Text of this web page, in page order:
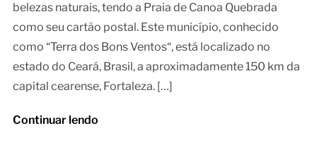
belezas naturais, tendo a Praia de Canoa Quebrada
como seu cartão postal. Este município, conhecido
como “Terra dos Bons Ventos“, está localizado no
estado do Ceará, Brasil, a aproximadamente 150 km da
capital cearense, Fortaleza. […]
Continuar lendo